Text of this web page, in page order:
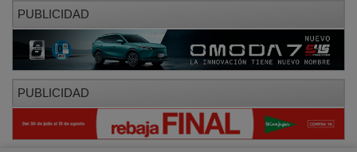
PUBLICIDAD
PUBLICIDAD